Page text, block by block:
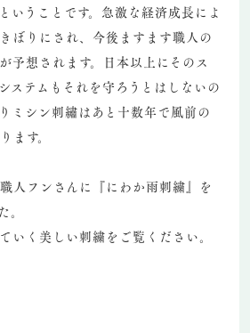
いうことです。急激な経済成長によ
ぼりにされ、今後ますます職人の
予想されます。日本以上にそのス
ステムもそれを守ろうとはしないの
ミシン刺繡はあと十数年で風前の
す。
人フンさんに『にわか雨刺繍』を
いく美しい刺繍をご覧ください。